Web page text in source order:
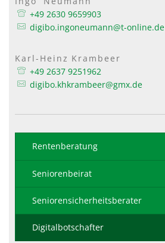
+49 2630 9659903
digibo.ingoneumann@t-online.de
Karl-Heinz Krambeer
+49 2637 9251962
digibo.khkrambeer@gmx.de
Rentenberatung
Seniorenbeirat
Seniorensicherheitsberater
Digitalbotschafter